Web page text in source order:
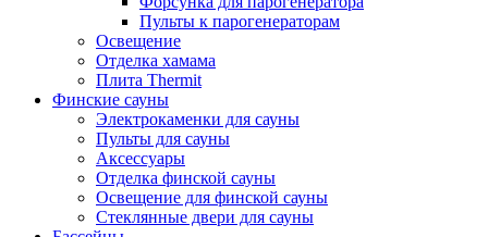
Пульты к парогенераторам
Освещение
Отделка хамама
Плита Thermit
Финские сауны
Электрокаменки для сауны
Пульты для сауны
Аксессуары
Отделка финской сауны
Освещение для финской сауны
Стеклянные двери для сауны